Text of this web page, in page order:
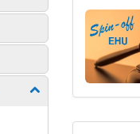
Erakutsi/izkutatu